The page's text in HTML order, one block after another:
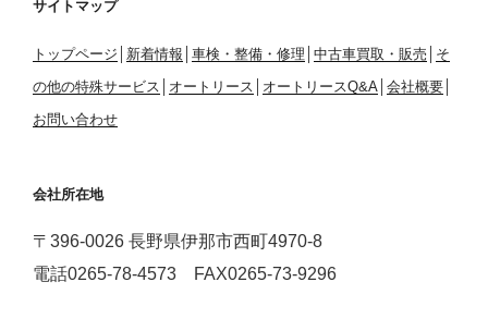
サイトマップ
トップページ 新着情報 車検・整備・修理 中古車買取・販売
そ
の他の特殊サービス
オートリース オートリースQ&A 会社概要
お問い合わせ
会社所在地
〒396-0026 長野県伊那市西町4970-8
電話0265-78-4573 FAX0265-73-9296